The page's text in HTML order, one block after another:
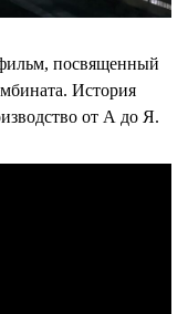
посвященный
История
от А до Я.